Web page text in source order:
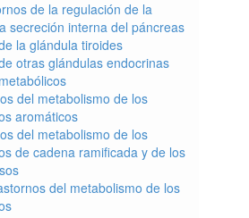
de la regulación de la
secreción interna del páncreas
la glándula tiroides
otras glándulas endocrinas
del metabolismo de los
aromáticos
del metabolismo de los
de cadena ramificada y de los
del metabolismo de los